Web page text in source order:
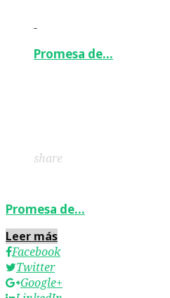
-
Promesa de…
share
Promesa de…
Leer más
Facebook
Twitter
Google+